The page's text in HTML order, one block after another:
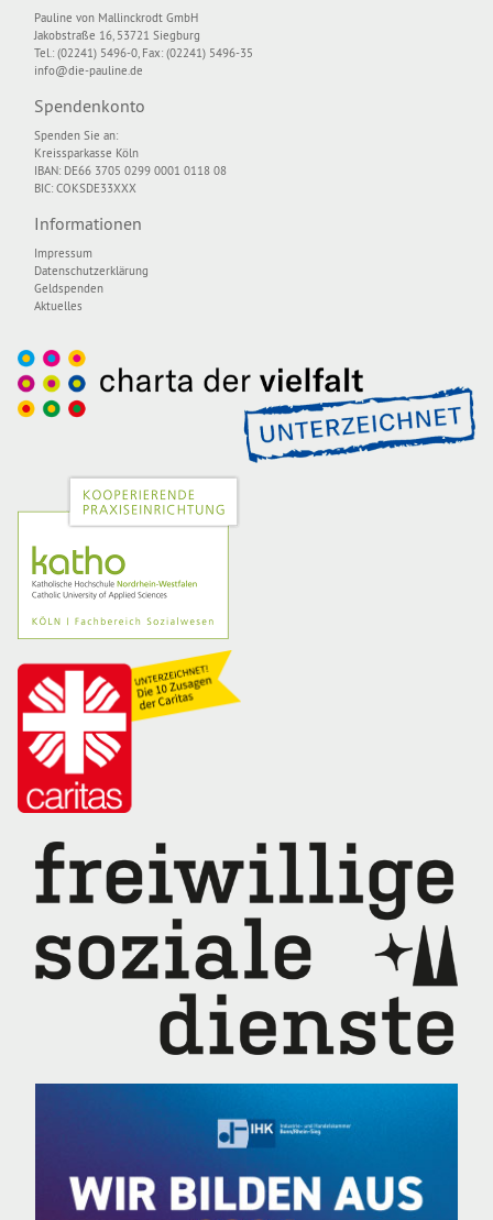
Pauline von Mallinckrodt GmbH
Jakobstraße 16, 53721 Siegburg
Tel.: (02241) 5496-0, Fax: (02241) 5496-35
info@die-pauline.de
Spendenkonto
Spenden Sie an:
Kreissparkasse Köln
IBAN: DE66 3705 0299 0001 0118 08
BIC: COKSDE33XXX
Informationen
Impressum
Datenschutzerklärung
Geldspenden
Aktuelles